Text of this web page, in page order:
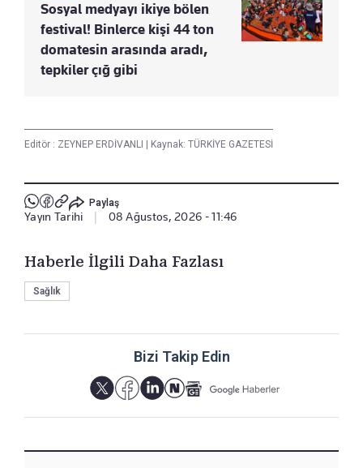
Sosyal medyayı ikiye bölen
festival! Binlerce kişi 44 ton
domatesin arasında aradı,
tepkiler çığ gibi
Editör : ZEYNEP ERDİVANLI Kaynak: TÜRKİYE GAZETESİ
Paylaş
Yayın Tarihi 08 Ağustos, 2026 - 11:46
Haberle İlgili Daha Fazlası
Sağlık
Bizi Takip Edin